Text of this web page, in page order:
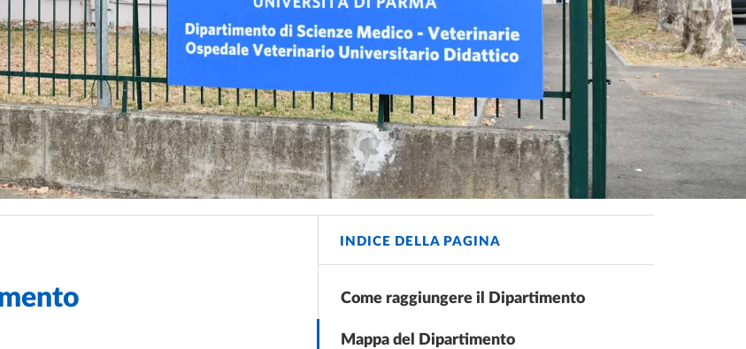
INDICE DELLA PAGINA
Come raggiungere il Dipartimento
Mappa del Dipartimento